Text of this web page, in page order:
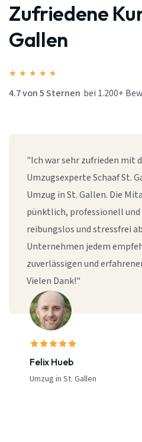
Zufriedene
Gallen
★ ★ ★ ★ ★
4.7 von 5 Sternen bei 1.200+
Felix Hueb
Umzug in St. Gallen
"Ich war sehr zufrieden mit
Umzugsexperte Schaaf St.
Umzug in St. Gallen. Die
pünktlich, professionell und
reibungslos und stressfrei
Unternehmen jedem
zuverlässigen und
Vielen Dank!"